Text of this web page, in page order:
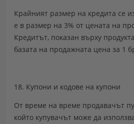
Крайният размер на кредита се
е в размер на 3% от цената на
Кредитът, показан върху
базата на продажната цена за 1
18. Купони и кодове на купони
От време на време продавачът
който купувачът може да